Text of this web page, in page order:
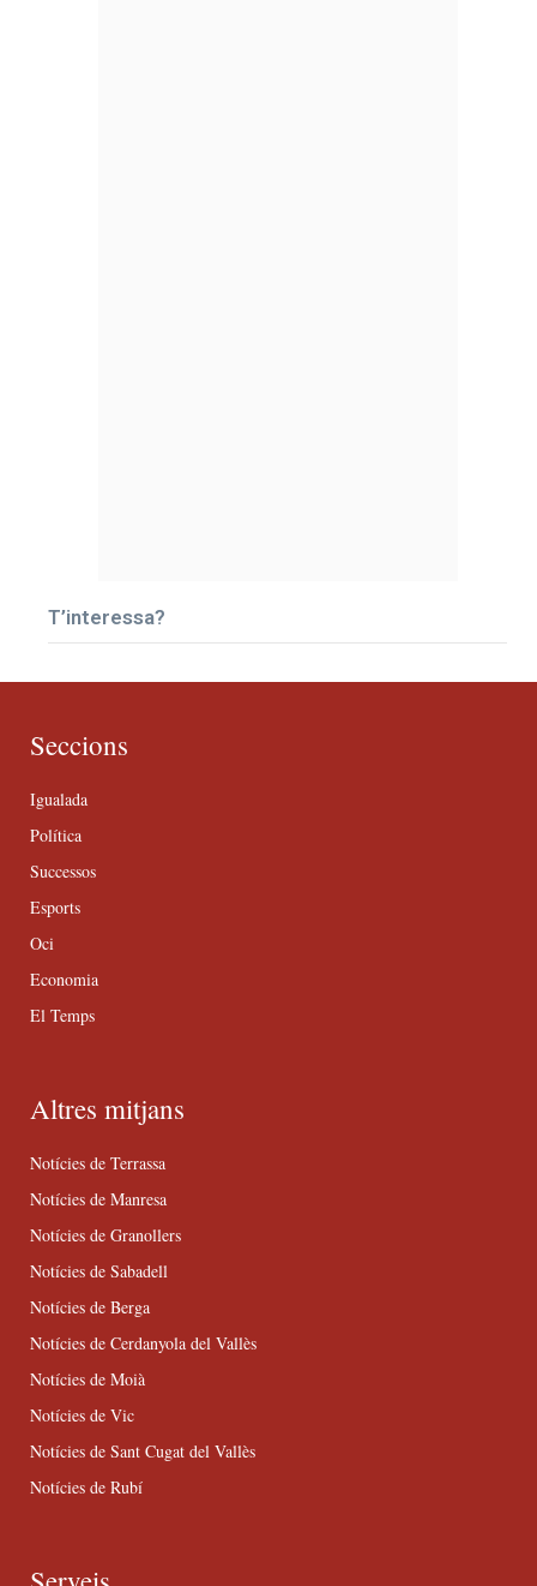
T’interessa?
Seccions
Igualada
Política
Successos
Esports
Oci
Economia
El Temps
Altres mitjans
Notícies de Terrassa
Notícies de Manresa
Notícies de Granollers
Notícies de Sabadell
Notícies de Berga
Notícies de Cerdanyola del Vallès
Notícies de Moià
Notícies de Vic
Notícies de Sant Cugat del Vallès
Notícies de Rubí